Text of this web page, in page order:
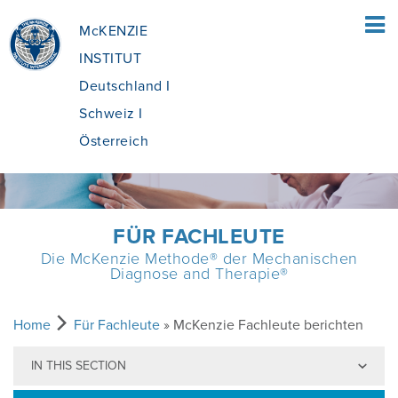
McKENZIE
INSTITUT
Deutschland I
Schweiz I
Österreich
HOME
FÜR PATIENTEN
ÜBERSICHT
WAS IST DIE MCKENZIE METHODE®?
FÜR FACHLEUTE
ÜBERSICHT
AUSBILDUNG
FÜR FACHLEUTE
Die McKenzie Methode® der Mechanischen
Diagnose and Therapie®
Home Für Fachleute » McKenzie Fachleute berichten
IN THIS SECTION